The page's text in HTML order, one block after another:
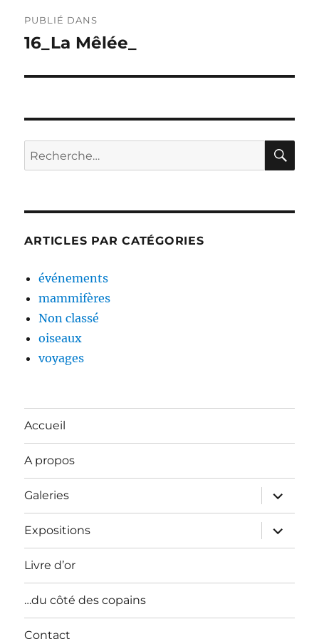
de
PUBLIÉ DANS
16_La Mêlée_
Recherche
pour :
ARTICLES PAR CATÉGORIES
événements
mammifères
Non classé
oiseaux
voyages
Accueil
A propos
Galeries
ouvrir
le
sous-
menu
Expositions
ouvrir
le
sous-
Livre d’or
…du côté des copains
Contact